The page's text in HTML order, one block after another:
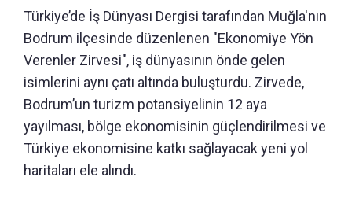
Türkiye’de İş Dünyası Dergisi tarafından Muğla'nın
Bodrum ilçesinde düzenlenen "Ekonomiye Yön
Verenler Zirvesi", iş dünyasının önde gelen
isimlerini aynı çatı altında buluşturdu. Zirvede,
Bodrum’un turizm potansiyelinin 12 aya
yayılması, bölge ekonomisinin güçlendirilmesi ve
Türkiye ekonomisine katkı sağlayacak yeni yol
haritaları ele alındı.